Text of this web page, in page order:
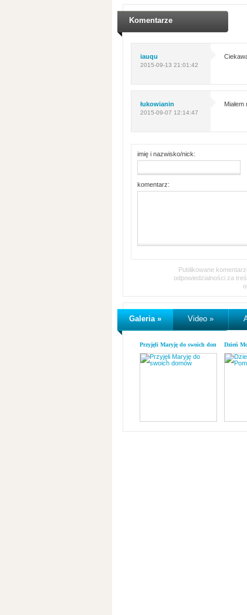
Komentarze
iauqu
2015-09-13 21:01:42
łukowianin
2015-09-07 12:14:47
imię i nazwisko/nick:
komentarz:
Publikowane
odpowiedzialności za
Galeria » Video »
Przyjęli Maryję do swoich domówDzień